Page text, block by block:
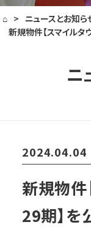
⌂ > ニュースとお知ら
新規物件【スマイルタ
ニ
2024.04.04
新規物件
29期】を